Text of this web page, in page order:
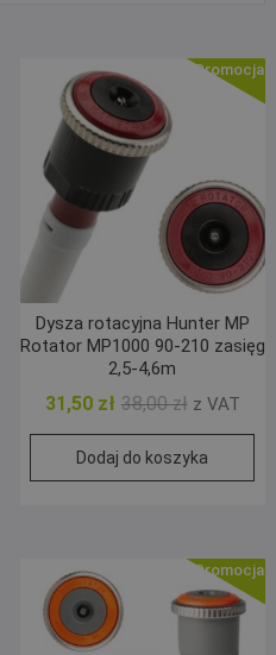
Promocja!
Dysza rotacyjna Hunter MP
Rotator MP1000 90-210 zasięg
2,5-4,6m
38,00zł Pierwotna
cena
wynosiła:
38,00 zł.
31,50 zł
Aktualna
cena
wynosi:
31,50 zł.
z VAT
Dodaj do koszyka
Promocja!